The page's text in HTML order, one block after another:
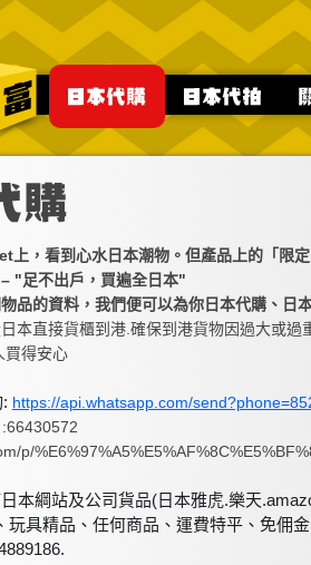
上，看到心水日本潮物。但產品上的「限
"足不出戶，買遍全日本"
品的資料，我們便可以為你日本代購、日
本直接貨櫃到港.確保到港貨物因過大或過
買得安心
https://api.whatsapp.com/
p/
本綱站及公司貨品(日本雅虎.樂天
玩具精品、任何商品、運費特平、免佣